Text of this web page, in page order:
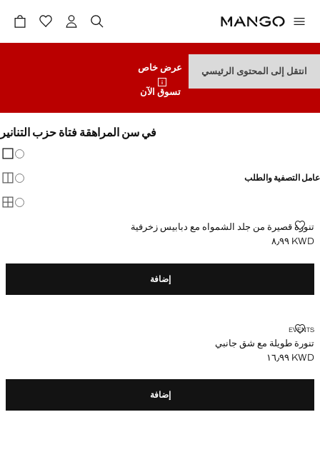
انتقل إلى المحتوى الرئيسي
عرض خاص
تسوق الآن
في سن المراهقة فتاة حزب التنانير
عامل التصفية والطلب
تنورة قصيرة من جلد الشمواه مع دبابيس زخرفية
تنورة قصيرة من جلد الشمواه مع دبابيس زخرفية
السعر الحالي [KWD ٨٫٩٩ ]
KWD ٨٫٩٩
إضافة
EVENTS
تنورة طويلة مع شق جانبي
تنورة طويلة مع شق جانبي
السعر الحالي [KWD ١٦٫٩٩ ]
KWD ١٦٫٩٩
إضافة